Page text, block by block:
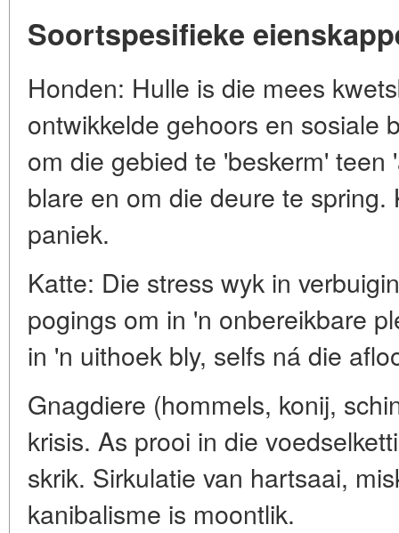
Soortspesifieke
Honden: Hulle is die mees
ontwikkelde gehoors en sosiale
om die gebied te 'beskerm' teen
blare en om die deure te spring.
paniek.
Katte: Die stress wyk in
pogings om in 'n onbereikbare
in 'n uithoek bly, selfs ná die
Gnagdiere (hommels, konij,
krisis. As prooi in die
skrik. Sirkulatie van hartsaai,
kanibalisme is moontlik.